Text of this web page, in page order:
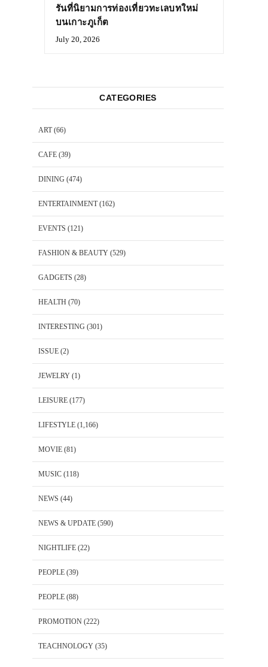
รันที่นิยามการท่องเที่ยวทะเลบทใหม่
บนเกาะภูเก็ต
July 20, 2026
CATEGORIES
ART(66)
CAFE (39)
DINING (474)
ENTERTAINMENT(162)
EVENTS (121)
FASHION & BEAUTY (529)
GADGETS (28)
HEALTH (70)
INTERESTING (301)
ISSUE (2)
JEWELRY (1)
LEISURE (177)
LIFESTYLE (1,166)
MOVIE (81)
MUSIC (118)
NEWS (44)
NEWS & UPDATE (590)
NIGHTLIFE (22)
PEOPLE (39)
PEOPLE (88)
PROMOTION (222)
TEACHNOLOGY (35)